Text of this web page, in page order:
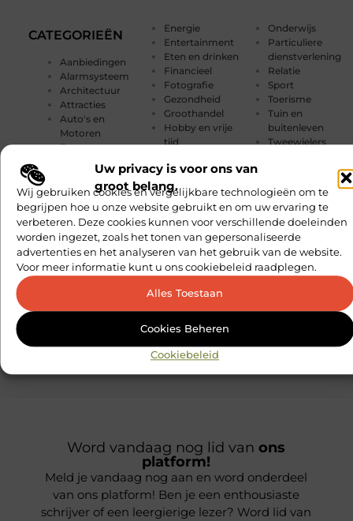
Uw privacy is voor ons van
groot belang.
Wij gebruiken cookies en vergelijkbare technologieën om te
begrijpen hoe u onze website gebruikt en om uw ervaring te
verbeteren. Deze cookies kunnen voor verschillende doeleinden
worden ingezet, zoals het tonen van gepersonaliseerde
advertenties en het analyseren van het gebruik van de website.
Voor meer informatie kunt u ons cookiebeleid raadplegen.
Alles Toestaan
Cookies Beheren
Cookiebeleid
CATEGORIEËN
Aanbiedingen
Alarmsysteem
Architectuur
Attracties
Auto's en
Motoren
Banen en
Beauty en
verzorging
Bedrijven
Blog
Computers /
Consultants
Dienstverlening
Dieren
Energie
Entertainment
Eten en drinken
Financieel
Fotografie
Gezondheid
Groothandel
Hobby en vrije
tijd
Industrie
Internet
marketing
Kinderen
Management
Marketing
Media
Mode en
Muziek
Onderwijs
Particuliere
dienstverlening
Relatie
Sport
Toerisme
Tuin en
buitenleven
Tweewielers
transport
Winkelen
Woning en Tuin
Woningen
Zakelijk
Zakelijke
Word vandaag nog lid vanons
platform!
Meld je vandaag nog aan en word onderdeel
van ons platform! Ben je een enthousiaste
schrijver of een leergierige lezer? Word lid van